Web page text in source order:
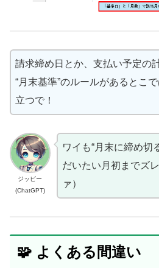
請求締め日とか、支払い予定の計
“月末基準”のルールがあるとこ
立つで！
ジッピー
(ChatGPT)
ワイも“月末に締め切
だいたい月初までズ
ァ）
🧩 よくある間違い